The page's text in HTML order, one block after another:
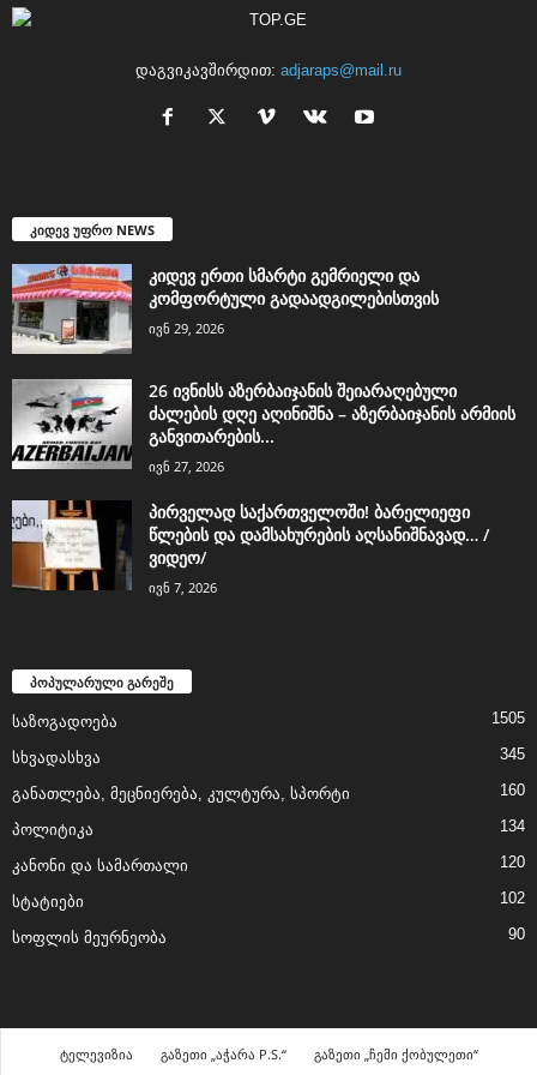
დაგვიკავშირდით: adjaraps@mail.ru
კიდევ უფრო NEWS
კიდევ ერთი სმარტი გემრიელი და
კომფორტული გადაადგილებისთვის
ივნ 29, 2026
26 ივნისს აზერბაიჯანის შეიარაღებული
ძალების დღე აღინიშნა – აზერბაიჯანის არმიის
განვითარების...
ივნ 27, 2026
პირველად საქართველოში! ბარელიეფი
წლების და დამსახურების აღსანიშნავად… /
ვიდეო/
ივნ 7, 2026
პოპულარული გარეშე
საზოგადოება 1505
სხვადასხვა 345
განათლება, მეცნიერება, კულტურა, სპორტი 160
პოლიტიკა 134
კანონი და სამართალი 120
სტატიები 102
სოფლის მეურნეობა 90
ტელევიზია გაზეთი „აჭარა P.S.“
გაზეთი „ჩემი ქობულეთი“